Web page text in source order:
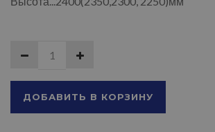
ДОБАВИТЬ В КОРЗИНУ